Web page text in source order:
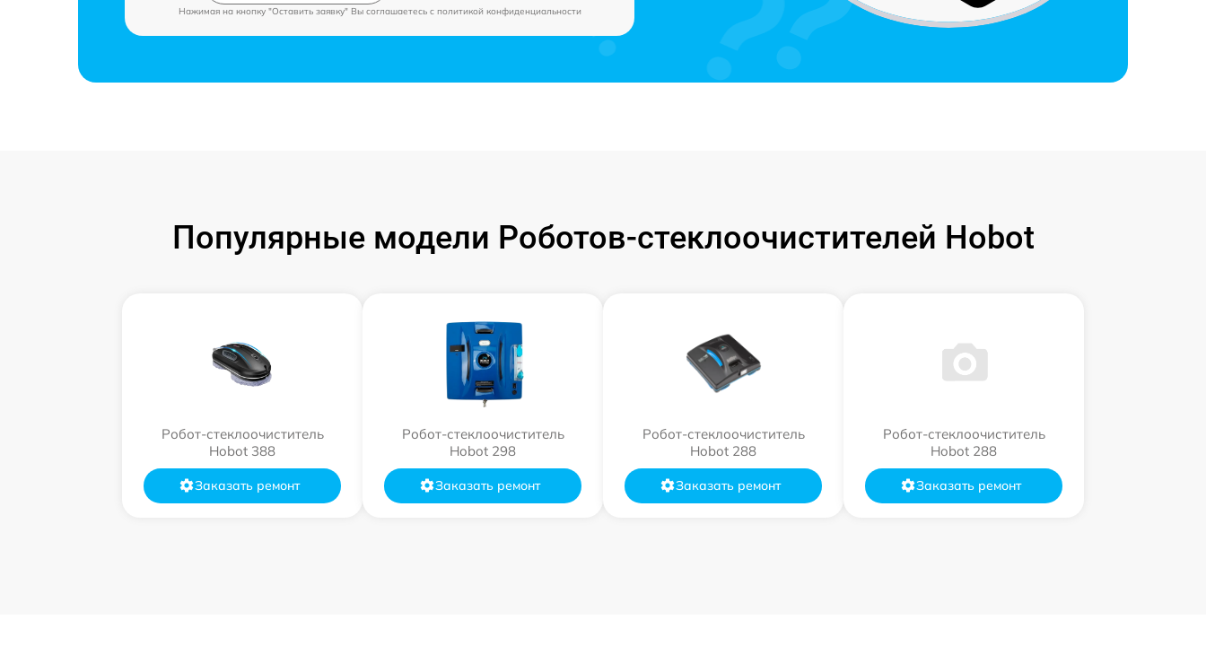
Нажимая на кнопку "Оставить заявку" Вы соглашаетесь c политикой конфиденциальности
Популярные модели Роботов-стеклоочистителей Hobot
Робот-стеклоочиститель
Hobot 388
Заказать ремонт
Робот-стеклоочиститель
Hobot 298
Заказать ремонт
Робот-стеклоочиститель
Hobot 288
Заказать ремонт
Робот-стеклоочиститель
Hobot 288
Заказать ремонт